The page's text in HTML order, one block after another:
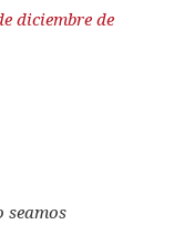
diciembre de
seamos